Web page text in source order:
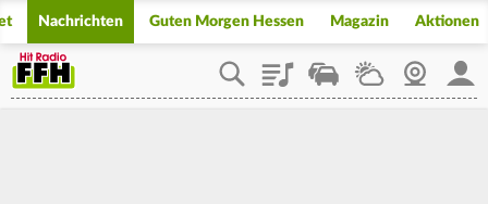
Nachrichten Guten Morgen Hessen Magazin Aktionen
PlaylistStaupilotWetterWebcam